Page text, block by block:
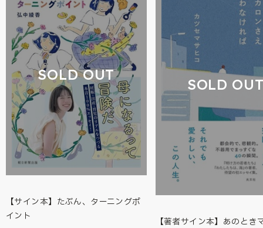
SOLD OUT
【サイン本】たぶん、ターニングポ
イント
SOLD
【著者サイン本】あのとき